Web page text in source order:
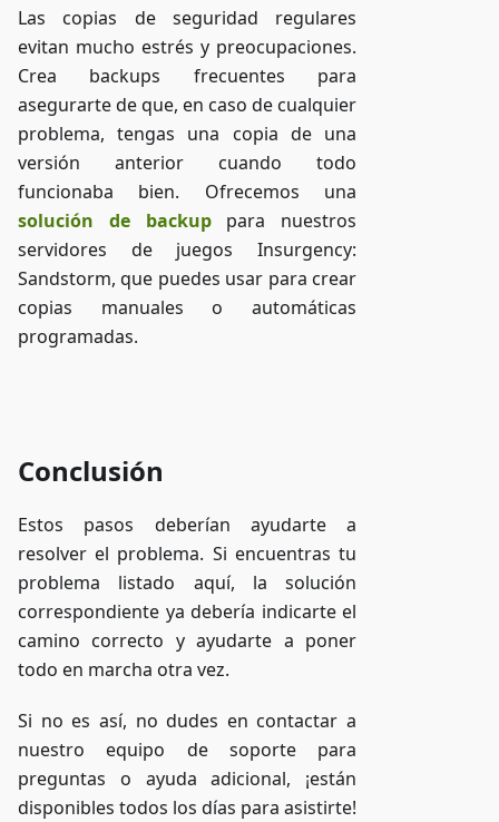
Las copias de seguridad regulares
evitan mucho estrés y preocupaciones.
Crea backups frecuentes para
asegurarte de que, en caso de cualquier
problema, tengas una copia de una
versión anterior cuando todo
funcionaba bien. Ofrecemos una
solución de backuppara nuestros
servidores de juegos Insurgency:
Sandstorm, que puedes usar para crear
copias manuales o automáticas
programadas.
Conclusión
Estos pasos deberían ayudarte a
resolver el problema. Si encuentras tu
problema listado aquí, la solución
correspondiente ya debería indicarte el
camino correcto y ayudarte a poner
todo en marcha otra vez.
Si no es así, no dudes en contactar a
nuestro equipo de soporte para
preguntas o ayuda adicional, ¡están
disponibles todos los días para asistirte!